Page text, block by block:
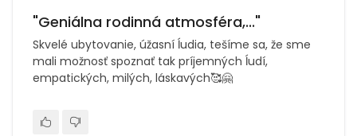
"Geniálna rodinná atmosféra,..."
Skvelé ubytovanie, úžasní ĺudia, tešíme sa, že sme
mali možnosť spoznať tak príjemných ĺudí,
empatických, milých, láskavých🥰🤗